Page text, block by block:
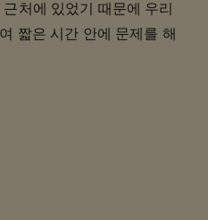
처에 있었기 때문에 우리
짧은 시간 안에 문제를 해